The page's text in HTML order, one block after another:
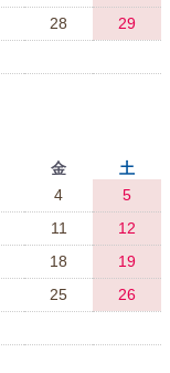
28
29
金
土
4
5
11
12
18
19
25
26